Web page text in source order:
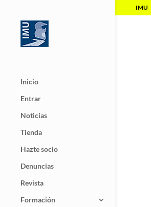
IMU
Inicio
Entrar
Noticias
Tienda
Hazte socio
Denuncias
Revista
Formación